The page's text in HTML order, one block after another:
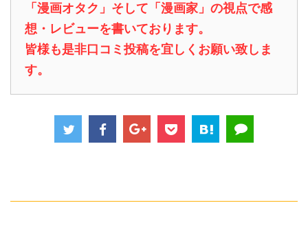
「漫画オタク」そして「漫画家」の視点で感
想・レビューを書いております。
皆様も是非口コミ投稿を宜しくお願い致しま
す。